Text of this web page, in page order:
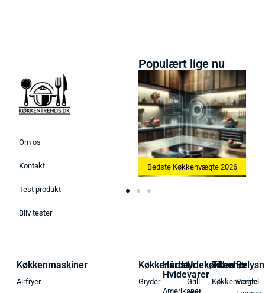
Om os
Kontakt
Test produkt
Bliv tester
Populært lige nu
2026 Bedste Køkkenvægte 2026 Bedste Æggekoger 2026
Køkkenmaskiner
Airfryer
Køkkenudstyr
Gryder
Hårde
Hvidevarer
Amerikaner
Udekøkken
Grill
Tilbehør
Køkkenvægte
Pendel